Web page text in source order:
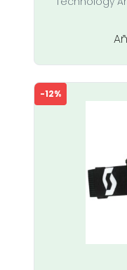
-12%